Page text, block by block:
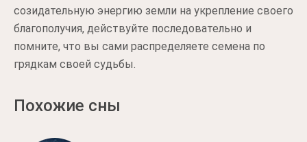
созидательную энергию земли на укрепление своего
благополучия, действуйте последовательно и
помните, что вы сами распределяете семена по
грядкам своей судьбы.
Похожие сны